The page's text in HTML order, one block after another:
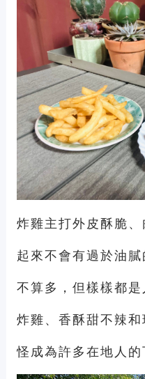
炸雞主打外皮酥脆
起來不會有過於油
不算多，但樣樣都
炸雞、香酥甜不辣
怪成為許多在地人的